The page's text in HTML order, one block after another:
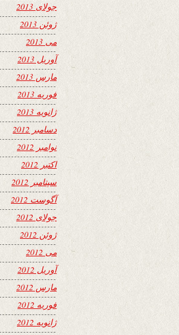
جولای 2013
ژوئن 2013
می 2013
آوریل 2013
مارس 2013
فوریه 2013
ژانویه 2013
دسامبر 2012
نوامبر 2012
اکتبر 2012
سپتامبر 2012
آگوست 2012
جولای 2012
ژوئن 2012
می 2012
آوریل 2012
مارس 2012
فوریه 2012
ژانویه 2012